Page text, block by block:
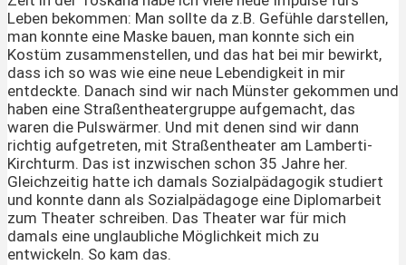
Leben bekommen: Man sollte da z.B. Gefühle darstellen,
man konnte eine Maske bauen, man konnte sich ein
Kostüm zusammenstellen, und das hat bei mir bewirkt,
dass ich so was wie eine neue Lebendigkeit in mir
entdeckte. Danach sind wir nach Münster gekommen und
haben eine Straßentheatergruppe aufgemacht, das
waren die Pulswärmer. Und mit denen sind wir dann
richtig aufgetreten, mit Straßentheater am Lamberti-
Kirchturm. Das ist inzwischen schon 35 Jahre her.
Gleichzeitig hatte ich damals Sozialpädagogik studiert
und konnte dann als Sozialpädagoge eine Diplomarbeit
zum Theater schreiben. Das Theater war für mich
damals eine unglaubliche Möglichkeit mich zu
entwickeln. So kam das.